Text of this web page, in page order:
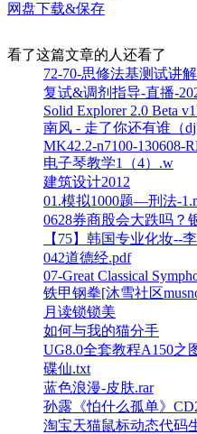
网盘下载&保存
看了这篇文章的人还看了
72-70-思修法基测试讲
复试&调剂指导-直播-
Solid Explorer 2.0 Beta
南风 - 走了你还有谁（dj
MK42.2-n7100-130608-
电子琴教学1（4）.w
建筑设计2012
01.模拟1000题—刑法-
0628券商股会大跌吗？
【75】韩国专业化妆--
042道德经.pdf
07-Great Classical
铁甲钢拳[沐雪社区
月读锁锁美
如何与我的猫分手
UG8.0全套教程A150之
碟仙.txt
蓝色浪漫-皮肤.rar
孙露《怕什么孤单》
淘宝天猫鼠标动态代码